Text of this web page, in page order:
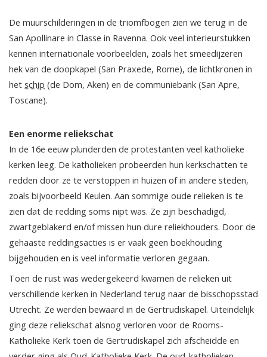
De muurschilderingen in de triomfbogen zien we terug in de
San Apollinare in Classe in Ravenna. Ook veel interieurstukken
kennen internationale voorbeelden, zoals het smeedijzeren
hek van de doopkapel (San Praxede, Rome), de lichtkronen in
het schip (de Dom, Aken) en de communiebank (San Apre,
Toscane).
Een enorme reliekschat
In de 16e eeuw plunderden de protestanten veel katholieke
kerken leeg. De katholieken probeerden hun kerkschatten te
redden door ze te verstoppen in huizen of in andere steden,
zoals bijvoorbeeld Keulen. Aan sommige oude relieken is te
zien dat de redding soms nipt was. Ze zijn beschadigd,
zwartgeblakerd en/of missen hun dure reliekhouders. Door de
gehaaste reddingsacties is er vaak geen boekhouding
bijgehouden en is veel informatie verloren gegaan.
Toen de rust was wedergekeerd kwamen de relieken uit
verschillende kerken in Nederland terug naar de bisschopsstad
Utrecht. Ze werden bewaard in de Gertrudiskapel. Uiteindelijk
ging deze reliekschat alsnog verloren voor de Rooms-
Katholieke Kerk toen de Gertrudiskapel zich afscheidde en